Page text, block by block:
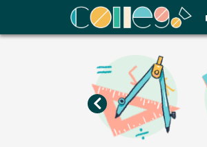
ColleGo! 大學選才與高中育